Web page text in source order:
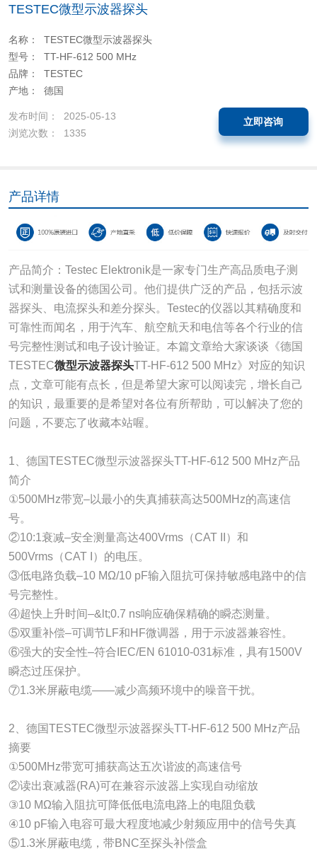
TESTEC微型示波器探头
名称： TESTEC微型示波器探头
型号： TT-HF-612 500 MHz
品牌： TESTEC
产地： 德国
发布时间： 2025-05-13
浏览次数： 1335
立即咨询
产品详情
产品简介：Testec Elektronik是一家专门生产高品质电子测
试和测量设备的德国公司。他们提供广泛的产品，包括示波
器探头、电流探头和差分探头。Testec的仪器以其精确度和
可靠性而闻名，用于汽车、航空航天和电信等各个行业的信
号完整性测试和电子设计验证。本篇文章给大家谈谈《德国
TESTEC微型示波器探头TT-HF-612 500 MHz》对应的知识
点，文章可能有点长，但是希望大家可以阅读完，增长自己
的知识，最重要的是希望对各位有所帮助，可以解决了您的
问题，不要忘了收藏本站喔。
1、德国TESTEC微型示波器探头TT-HF-612 500 MHz产品
简介
①500MHz带宽–以最小的失真捕获高达500MHz的高速信
号。
②10:1衰减–安全测量高达400Vrms（CAT II）和
500Vrms（CAT I）的电压。
③低电路负载–10 MΩ/10 pF输入阻抗可保持敏感电路中的信
号完整性。
④超快上升时间–&lt;0.7 ns响应确保精确的瞬态测量。
⑤双重补偿–可调节LF和HF微调器，用于示波器兼容性。
⑥强大的安全性–符合IEC/EN 61010-031标准，具有1500V
瞬态过压保护。
⑦1.3米屏蔽电缆——减少高频环境中的噪音干扰。
2、德国TESTEC微型示波器探头TT-HF-612 500 MHz产品
摘要
①500MHz带宽可捕获高达五次谐波的高速信号
②读出衰减器(RA)可在兼容示波器上实现自动缩放
③10 MΩ输入阻抗可降低低电流电路上的电阻负载
④10 pF输入电容可最大程度地减少射频应用中的信号失真
⑤1.3米屏蔽电缆，带BNC至探头补偿盒